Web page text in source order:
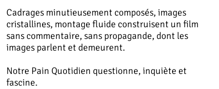
Cadrages minutieusement composés, images
cristallines, montage fluide construisent un film
sans commentaire, sans propagande, dont les
images parlent et demeurent.
Notre Pain Quotidien questionne, inquiète et
fascine.